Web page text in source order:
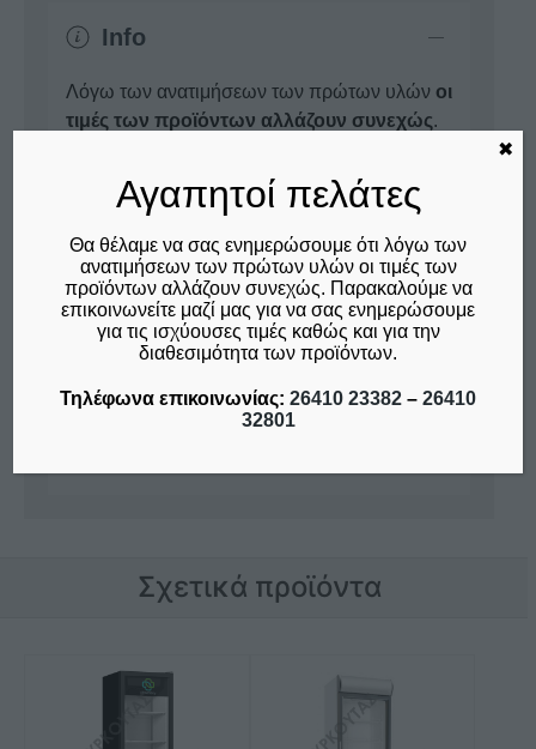
Info
Λόγω των ανατιμήσεων των πρώτων υλών οι
τιμές των προϊόντων αλλάζουν συνεχώς.
να σας ενημερώσουμε για τις ισχύουσες τιμές
καθώς και για την διαθεσιμότητα των
προϊόντων.
Ρωτήστε μας για αυτό το προϊόν
Τηλέφωνα επικοινωνίας:
Σχετικά προϊόντα
Αγαπητοί πελάτες
Θα θέλαμε να σας ενημερώσουμε ότι λόγω των
ανατιμήσεων των πρώτων υλών οι τιμές των
προϊόντων αλλάζουν συνεχώς. Παρακαλούμε να
επικοινωνείτε μαζί μας για να σας ενημερώσουμε
για τις ισχύουσες τιμές καθώς και για την
διαθεσιμότητα των προϊόντων.
Τηλέφωνα επικοινωνίας: 26410 23382 – 26410
32801
✖